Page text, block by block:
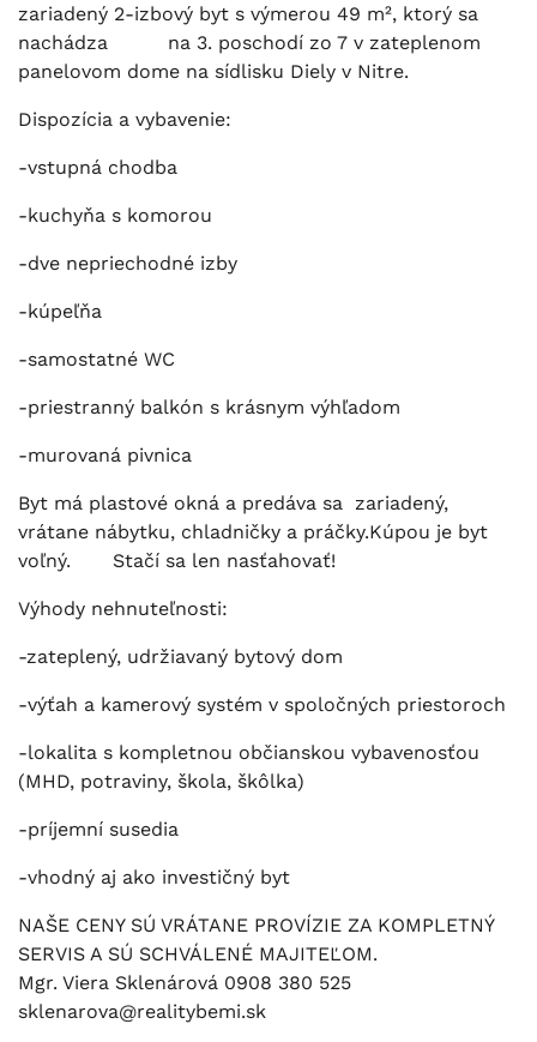
zariadený 2-izbový byt s výmerou 49 m², ktorý sa
nachádza na 3. poschodí zo 7 v zateplenom
panelovom dome na sídlisku Diely v Nitre.
Dispozícia a vybavenie:
-vstupná chodba
-kuchyňa s komorou
-dve nepriechodné izby
-kúpeľňa
-samostatné WC
-priestranný balkón s krásnym výhľadom
-murovaná pivnica
Byt má plastové okná a predáva sa zariadený,
vrátane nábytku, chladničky a práčky.Kúpou je byt
voľný. Stačí sa len nasťahovať!
Výhody nehnuteľnosti:
-zateplený, udržiavaný bytový dom
-výťah a kamerový systém v spoločných priestoroch
-lokalita s kompletnou občianskou vybavenosťou
(MHD, potraviny, škola, škôlka)
-príjemní susedia
-vhodný aj ako investičný byt
NAŠE CENY SÚ VRÁTANE PROVÍZIE ZA KOMPLETNÝ
SERVIS A SÚ SCHVÁLENÉ MAJITEĽOM.
Mgr. Viera Sklenárová 0908 380 525
sklenarova@realitybemi.sk